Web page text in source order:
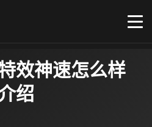
效神速怎么样​
绍